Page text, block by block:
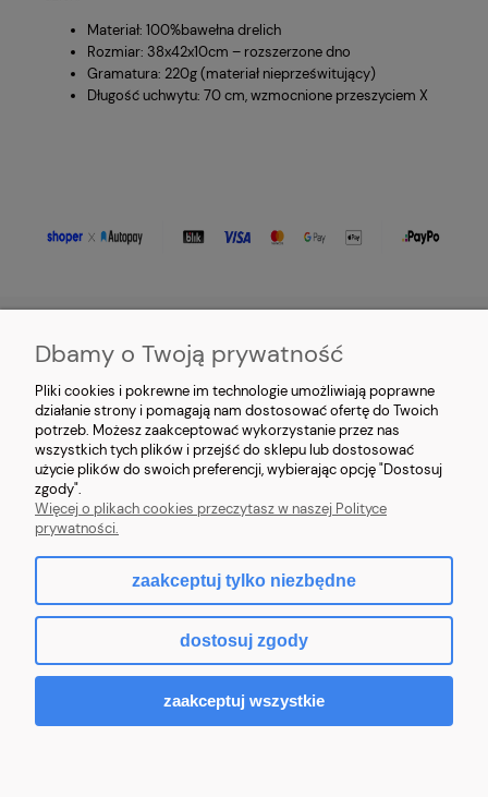
Materiał: 100%bawełna drelich
Rozmiar: 38x42x10cm – rozszerzone dno
Gramatura: 220g (materiał nieprześwitujący)
Długość uchwytu: 70 cm, wzmocnione przeszyciem X
POMOC
MOJE KONTO
INFORMACJE
Sklep internetowy Shoper.pl
Dbamy o Twoją prywatność
Pliki cookies i pokrewne im technologie umożliwiają poprawne
działanie strony i pomagają nam dostosować ofertę do Twoich
potrzeb. Możesz zaakceptować wykorzystanie przez nas
wszystkich tych plików i przejść do sklepu lub dostosować
użycie plików do swoich preferencji, wybierając opcję "Dostosuj
zgody".
Więcej o plikach cookies przeczytasz w naszej Polityce
prywatności.
zaakceptuj tylko niezbędne
dostosuj zgody
zaakceptuj wszystkie